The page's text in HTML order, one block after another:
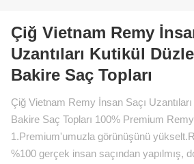
Çiğ Vietnam Remy
Uzantıları Kutikül
Bakire Saç Topları
Çiğ Vietnam Remy İnsan Saçı
Bakire Saç Topları 100% Premium
1.Premium'umuzla görünüşünü
%100 gerçek insan saçından yapılmış,